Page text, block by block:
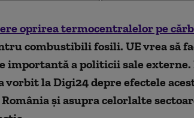
oprirea termocentralelor pe
combustibili fosili. UE vrea să
importantă a politicii sale externe.
vorbit la Digi24 depre efectele
și asupra celorlalte